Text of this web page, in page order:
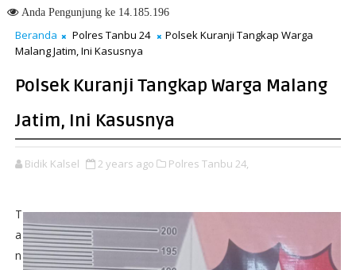
Pengendalian Debu Pelabuhan Bunati
AndaPengunjung ke 14.185.196
Beranda Polres Tanbu 24
Polsek Kuranji Tangkap Warga
Malang Jatim, Ini Kasusnya
Polsek Kuranji Tangkap Warga Malang
Jatim, Ini Kasusnya
Bidik Kalsel 2 years ago Polres Tanbu 24,
T
a
n